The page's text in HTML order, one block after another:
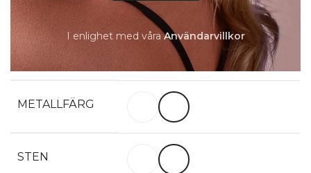
I enlighet med våraAnvändarvillkor
Slut i lager
RINGSTORLEK 54 58 60
METALLFÄRG
STEN